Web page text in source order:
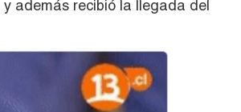
además recibió la llegada del